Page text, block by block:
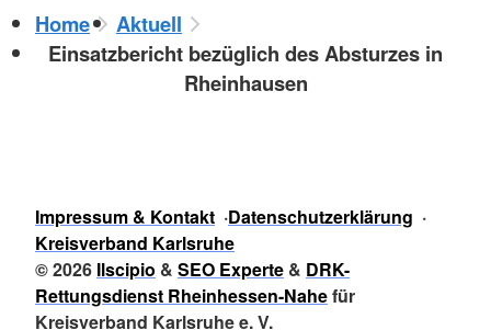
Home
Aktuell
Einsatzbericht bezüglich des Absturzes in
Rheinhausen
Impressum & Kontakt Datenschutzerklärung
Kreisverband Karlsruhe
© 2026 Ilscipio & SEO Experte & DRK-
Rettungsdienst Rheinhessen-Nahefür
Kreisverband Karlsruhe e. V.